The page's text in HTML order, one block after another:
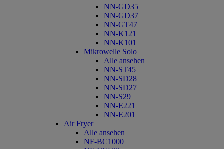
NN-GD35
NN-GD37
NN-GT47
NN-K121
NN-K101
Mikrowelle Solo
Alle ansehen
NN-ST45
NN-SD28
NN-SD27
NN-S29
NN-E221
NN-E201
Air Fryer
Alle ansehen
NF-BC1000